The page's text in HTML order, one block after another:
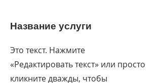
Название услуги
Это текст. Нажмите
«Редактировать текст» или просто
кликните дважды, чтобы